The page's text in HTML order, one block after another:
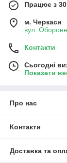
Працює з
м. Черкаси
вул.
Контакти
Сьогодні
Показати
Про нас
Контакти
Доставка та